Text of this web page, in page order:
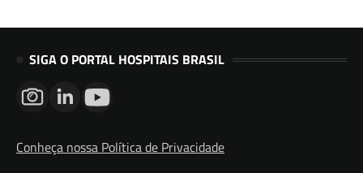
SIGA O PORTAL HOSPITAIS BRASIL
Conheça nossa Política de Privacidade